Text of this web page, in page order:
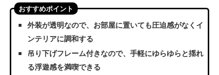
おすすめポイント
外装が透明なので、お部屋に置いても圧迫感がなくイ
ンテリアに調和する
吊り下げフレーム付きなので、手軽にゆらゆらと揺れ
る浮遊感を満喫できる